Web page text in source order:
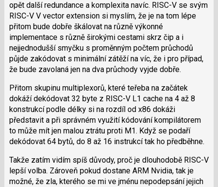
opět další redundance a komplexita navíc. RISC-V se svým
RISC-V V vector extension si myslím, že je na tom lépe
přitom bude dobře škálovat na různě výkonné
implementace s různě širokými cestami skrz čip a i
nejjednodušší smyčku s proměnným počtem průchodů
půjde zakódovat s minimální zátěží na víc, že i pro případ,
že bude zavolaná jen na dva průchody vyjde dobře.
Přitom skupinu multiplexorů, které teřeba na začátek
dokáží dekódovat 32 byte z RISC-V L1 cache na 4 až 8
konstrukcí podle délky si na rozdíl od x86 dokáži
představit a při správném využití kódování kompilátorem
to může mít jen malou ztrátu proti M1. Když se podaří
dekódovat 64 bytů, do 8 až 16 instrukcí tak ho předběhne.
Takže zatím vidím spíš důvody, proč je dlouhodobě RISC-V
lepší volba. Zároveň pokud dostane ARM Nvidia, tak je
možné, že zla, kterého se mi ve jménu nepodepsání jejich